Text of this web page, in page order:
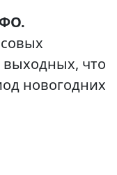
выходных, что
новогодних